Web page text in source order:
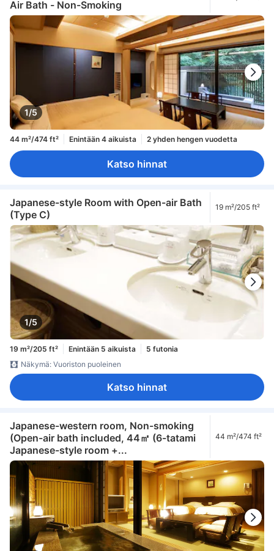
Air Bath - Non-Smoking
1/5
44 m²/474 ft² Enintään 4 aikuista 2 yhden hengen vuodetta
Katso hinnat
Japanese-style Room with Open-air Bath
(Type C)
19 m²/205 ft²
1/5
19 m²/205 ft² Enintään 5 aikuista
5 futonia
Näkymä: Vuoriston puoleinen
Katso hinnat
Japanese-western room, Non-smoking
(Open-air bath included, 44㎡ (6-tatami
Japanese-style room +...
44 m²/474 ft²